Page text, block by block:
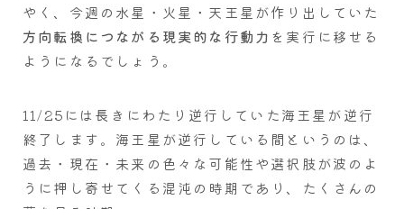
やく、今週の水星・火星・天王星が作り出していた
方向転換につながる現実的な行動力 を実行に移せる
ようになるでしょう。
11/25には長きにわたり逆行していた海王星が逆行
終了します。海王星が逆行している間というのは、
過去・現在・未来の色々な可能性や選択肢が波のよ
うに押し寄せてくる混沌の時期であり、たくさんの